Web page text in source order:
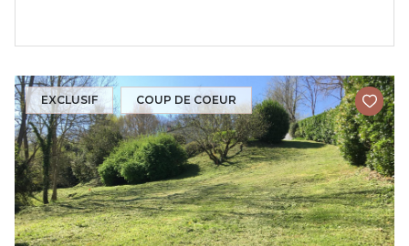
EXCLUSIF COUP DE COEUR